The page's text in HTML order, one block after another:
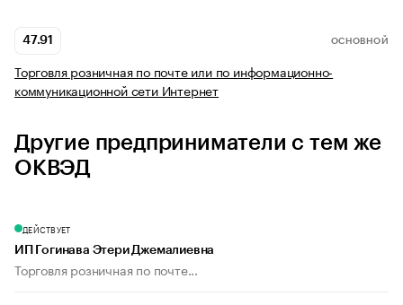
47.91 ОСНОВНОЙ
Торговля розничная по почте или по информационно-
коммуникационной сети Интернет
Другие предприниматели с тем же
ОКВЭД
ДЕЙСТВУЕТ
ИП Гогинава Этери Джемалиевна
Торговля розничная по почте...